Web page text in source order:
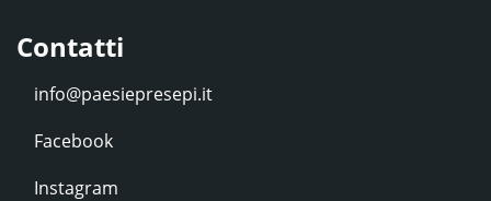
Contatti
Facebook
Instagram